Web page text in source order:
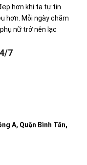
hơn khi ta tự tin
hơn. Mỗi ngày chăm
nữ trở nên lạc
7
A, Quận Bình Tân,